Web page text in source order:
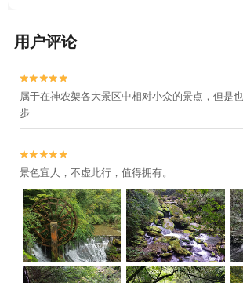
用户评论


属于在神农架各大景区中相对小众的景点，但是
步


景色宜人，不虚此行，值得拥有。